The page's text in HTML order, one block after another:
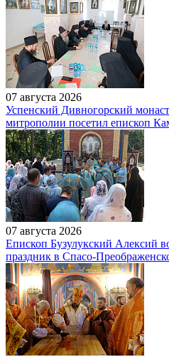
07 августа 2026
Успенский Дивногорский
митрополии посетил епископ
07 августа 2026
Епископ Бузулукский Алексий
праздник в Спасо-